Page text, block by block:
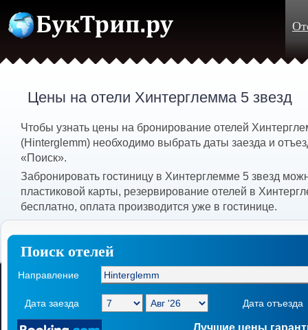
Цены на отели Хинтерглемма 5 звезд
Чтобы узнать цены на бронирование отелей
(Hinterglemm) необходимо выбрать даты заезда и
«Поиск».
Забронировать гостиницу в Хинтерглемме 5 звезд
пластиковой карты, резервирование отелей в
бесплатно, оплата производится уже в гостинице.
Поиск отелей
Направление
Дата заезда Дата отъезда
Лучшие цены